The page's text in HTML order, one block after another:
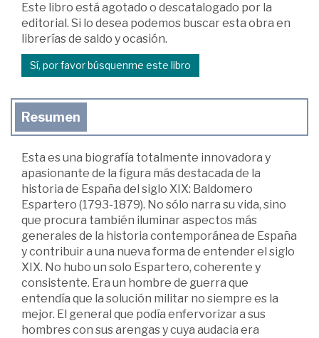
Este libro está agotado o descatalogado por la
editorial. Si lo desea podemos buscar esta obra en
librerías de saldo y ocasión.
Sí, por favor búsquenme este libro
Resumen
Esta es una biografía totalmente innovadora y
apasionante de la figura más destacada de la
historia de España del siglo XIX: Baldomero
Espartero (1793-1879). No sólo narra su vida, sino
que procura también iluminar aspectos más
generales de la historia contemporánea de España
y contribuir a una nueva forma de entender el siglo
XIX. No hubo un solo Espartero, coherente y
consistente. Era un hombre de guerra que
entendía que la solución militar no siempre es la
mejor. El general que podía enfervorizar a sus
hombres con sus arengas y cuya audacia era